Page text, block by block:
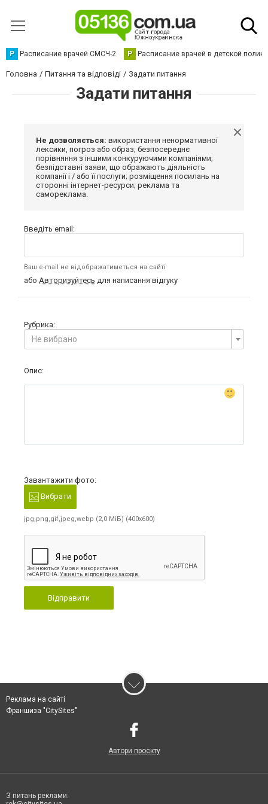
Р Расписание врачей СМСЧ-2 Р Расписание врачей в детской
Головна Питання та відповіді Задати питання
Задати питання
Не дозволяється: використання ненормативної
лексики, погроз або образ; безпосереднє
порівняння з іншими конкуруючими компаніями;
безпідставні заяви, що ображають діяльність
компанії і / або її послуги; розміщення посилань на
сторонні інтернет-ресурси; реклама та
самореклама.
Введіть email:
Ваш e-mail не відображатиметься на сайті
або Авторизуйтесь для написання відгуку
Рубрика:
Не вибрано
Опис:
Завантажити фото:
Вибрати
jpg,png,gif,jpeg,webp (2,0 МіБ) (400x600)
Відправити
Реклама на сайті
Франшиза "CitySites"
Автори проєкту
З питань реклами: